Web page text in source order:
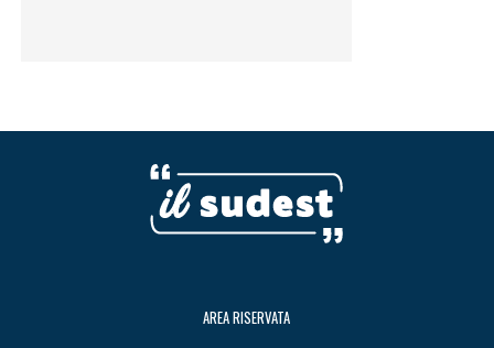
AREA RISERVATA